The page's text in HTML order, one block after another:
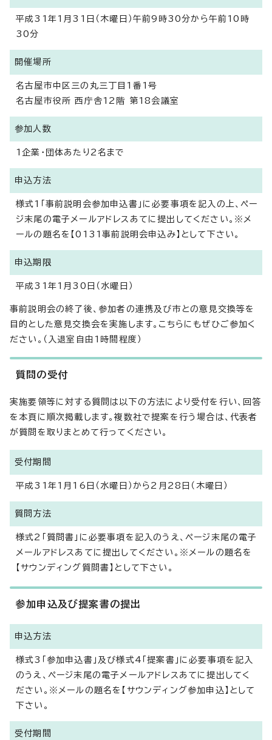
平成31年1月31日（木曜日）午前9時30分から午前10時
30分
開催場所
名古屋市中区三の丸三丁目1番1号
名古屋市役所 西庁舎12階 第18会議室
参加人数
1企業・団体あたり2名まで
申込方法
様式1「事前説明会参加申込書」に必要事項を記入の上、ペー
ジ末尾の電子メールアドレスあてに提出してください。※メ
ールの題名を【0131事前説明会申込み】として下さい。
申込期限
平成31年1月30日（水曜日）
事前説明会の終了後、参加者の連携及び市との意見交換等を
目的とした意見交換会を実施します。こちらにもぜひご参加く
ださい。（入退室自由1時間程度）
質問の受付
実施要領等に対する質問は以下の方法により受付を行い、回答
を本頁に順次掲載します。複数社で提案を行う場合は、代表者
が質問を取りまとめて行ってください。
受付期間
平成31年1月16日（水曜日）から2月28日（木曜日）
質問方法
様式2「質問書」に必要事項を記入のうえ、ページ末尾の電子
メールアドレスあてに提出してください。※メールの題名を
【サウンディング質問書】として下さい。
参加申込及び提案書の提出
申込方法
様式3「参加申込書」及び様式4「提案書」に必要事項を記入
のうえ、ページ末尾の電子メールアドレスあてに提出してく
ださい。※メールの題名を【サウンディング参加申込】として
下さい。
受付期間